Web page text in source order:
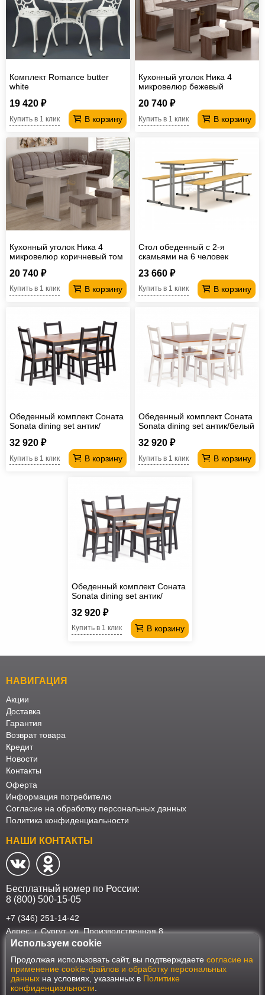
Комплект Romance butter
white
19 420 ₽
В корзину
Купить в 1 клик
Кухонный уголок Ника 4
микровелюр бежевый
20 740 ₽
В корзину
Купить в 1 клик
Кухонный уголок Ника 4
микровелюр коричневый том
20 740 ₽
В корзину
Купить в 1 клик
Стол обеденный с 2-я
скамьями на 6 человек
Лицей
23 660 ₽
В корзину
Купить в 1 клик
Обеденный комплект Соната
Sonata dining set антик/
32 920 ₽
В корзину
Купить в 1 клик
Обеденный комплект Соната
Sonata dining set антик/белый
32 920 ₽
В корзину
Купить в 1 клик
Обеденный комплект Соната
Sonata dining set антик/
32 920 ₽
В корзину
Купить в 1 клик
НАВИГАЦИЯ
Акции
Доставка
Гарантия
Возврат товара
Кредит
Новости
Контакты
Оферта
Информация потребителю
Согласие на обработку персональных данных
Политика конфиденциальности
НАШИ КОНТАКТЫ
Бесплатный номер по России:
8 (800) 500-15-05
+7 (346) 251-14-42
Адрес: г. Сургут. ул. Производственная 8
Наш интернет-магазин работает в соответствии с требованиями
Федерального закона от 27 июля 2006 года №152-ФЗ "О персональных
данных". Оформить заказ на сайте Мебеласка возможно только при
наличии согласия на обработку Ваших персональных данных. Для
улучшения работы сайта и его взаимодействия с пользователями мы
Используем cookie
Продолжая использовать сайт, вы подтверждаете согласие на
применение cookie-файлов и обработку персональных
данных на условиях, указанных в Политике
конфиденциальности